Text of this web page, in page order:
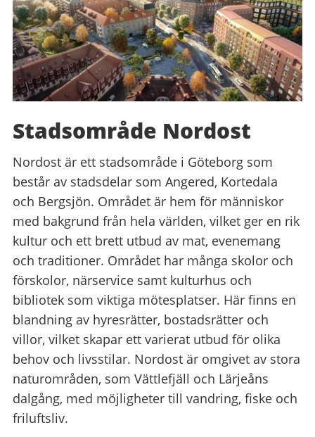
Stadsområde Nordost
Nordost är ett stadsområde i Göteborg som
består av stadsdelar som Angered, Kortedala
och Bergsjön. Området är hem för människor
med bakgrund från hela världen, vilket ger en rik
kultur och ett brett utbud av mat, evenemang
och traditioner. Området har många skolor och
förskolor, närservice samt kulturhus och
bibliotek som viktiga mötesplatser. Här finns en
blandning av hyresrätter, bostadsrätter och
villor, vilket skapar ett varierat utbud för olika
behov och livsstilar. Nordost är omgivet av stora
naturområden, som Vättlefjäll och Lärjeåns
dalgång, med möjligheter till vandring, fiske och
friluftsliv.